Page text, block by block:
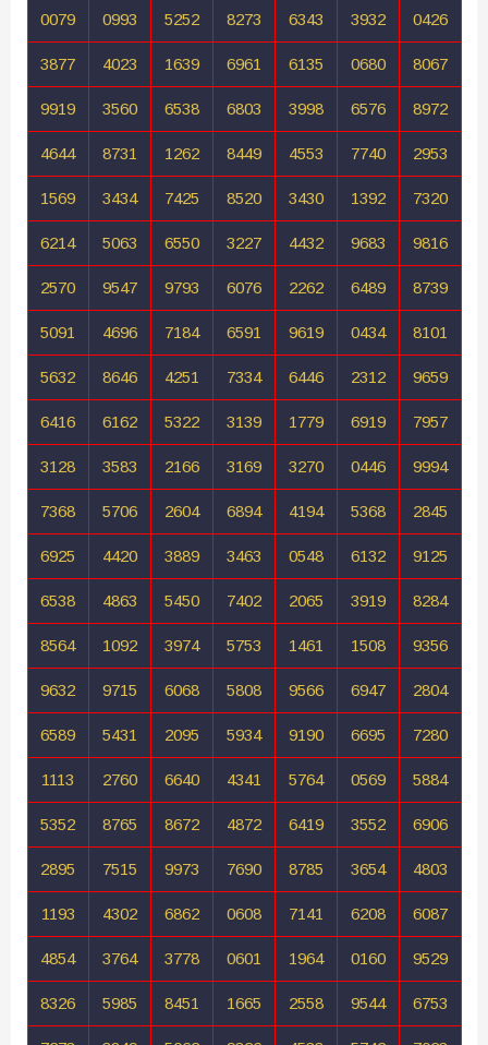
0079 0993 5252 8273 6343 3932 0426
3877 4023 1639 6961 6135 0680 8067
9919 3560 6538 6803 3998 6576 8972
4644 8731 1262 8449 4553 7740 2953
1569 3434 7425 8520 3430 1392 7320
6214 5063 6550 3227 4432 9683 9816
2570 9547 9793 6076 2262 6489 8739
5091 4696 7184 6591 9619 0434 8101
5632 8646 4251 7334 6446 2312 9659
6416 6162 5322 3139 1779 6919 7957
3128 3583 2166 3169 3270 0446 9994
7368 5706 2604 6894 4194 5368 2845
6925 4420 3889 3463 0548 6132 9125
6538 4863 5450 7402 2065 3919 8284
8564 1092 3974 5753 1461 1508 9356
9632 9715 6068 5808 9566 6947 2804
6589 5431 2095 5934 9190 6695 7280
1113 2760 6640 4341 5764 0569 5884
5352 8765 8672 4872 6419 3552 6906
2895 7515 9973 7690 8785 3654 4803
1193 4302 6862 0608 7141 6208 6087
4854 3764 3778 0601 1964 0160 9529
8326 5985 8451 1665 2558 9544 6753